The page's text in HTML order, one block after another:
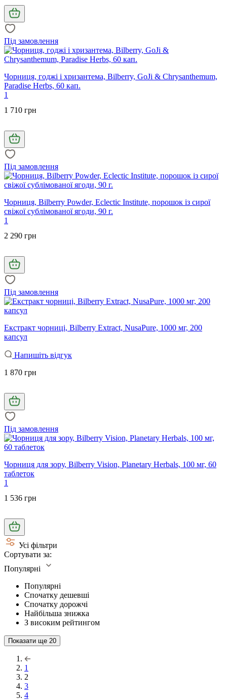
Під замовлення
Чорниця, годжі і хризантема, Bilberry, GoJi & Chrysanthemum,
Paradise Herbs, 60 кап.
1
1 710 грн
Під замовлення
Чорниця, Bilberry Powder, Eclectic Institute, порошок із сирої
свіжої сублімованої ягоди, 90 г.
1
2 290 грн
Під замовлення
Екстракт чорниці, Bilberry Extract, NusaPure, 1000 мг, 200
капсул
Напишіть відгук
1 870 грн
Під замовлення
Чорниця для зору, Bilberry Vision, Planetary Herbals, 100 мг, 60
таблеток
1
1 536 грн
Усі фільтри
Сортувати за:
Популярні
Популярні
Спочатку дешевші
Спочатку дорожчі
Найбільша знижка
З високим рейтингом
Показати ще 20
1
2
3
4